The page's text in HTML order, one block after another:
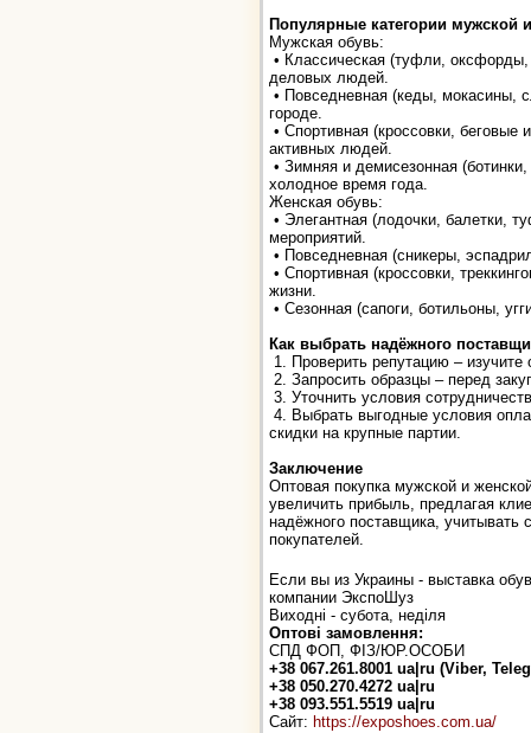
Популярные категории мужской
Мужская обувь:
• Классическая (туфли,
деловых людей.
• Повседневная (кеды, мокасины,
городе.
• Спортивная (кроссовки,
активных людей.
• Зимняя и демисезонная
холодное время года.
Женская обувь:
• Элегантная (лодочки, балетки,
мероприятий.
• Повседневная (сникеры,
• Спортивная (кроссовки,
жизни.
• Сезонная (сапоги, ботильоны,
Как выбрать надёжного
1. Проверить репутацию – изучите
2. Запросить образцы – перед
3. Уточнить условия
4. Выбрать выгодные условия
скидки на крупные партии.
Заключение
Оптовая покупка мужской и
увеличить прибыль, предлагая
надёжного поставщика, учитывать
покупателей.
Если вы из Украины - выставка
компании ЭкспоШуз
Виходні - субота, неділя
Оптові замовлення:
СПД ФОП, ФІЗ/ЮР.ОСОБИ
+38 067.261.8001 ua|ru (Viber,
+38 050.270.4272 ua|ru
+38 093.551.5519 ua|ru
Сайт: https://exposhoes.com.ua/